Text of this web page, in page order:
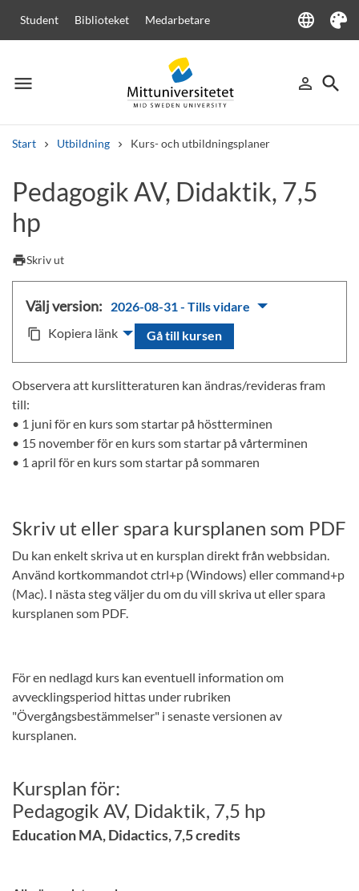
Student Biblioteket Medarbetare language
Language
Tema
menu
Meny person_outline
Logga in
search
Sök
Start Utbildning Kurs- och utbildningsplaner
Andra söktjänster
Kurser och program
Lediga jobb
Pedagogik AV, Didaktik, 7,5
hp
printSkriv ut
Välj version: 2026-08-31 - Tills vidare
content_copy Kopiera länk Gå till kursen
Observera att kurslitteraturen kan ändras/revideras fram
till:
• 1 juni för en kurs som startar på höstterminen
• 15 november för en kurs som startar på vårterminen
• 1 april för en kurs som startar på sommaren
Skriv ut eller spara kursplanen som PDF
Du kan enkelt skriva ut en kursplan direkt från webbsidan.
Använd kortkommandot ctrl+p (Windows) eller command+p
(Mac). I nästa steg väljer du om du vill skriva ut eller spara
kursplanen som PDF.
För en nedlagd kurs kan eventuell information om
avvecklingsperiod hittas under rubriken
"Övergångsbestämmelser" i senaste versionen av
kursplanen.
Kursplan för:
Pedagogik AV, Didaktik, 7,5 hp
Education MA, Didactics, 7,5 credits